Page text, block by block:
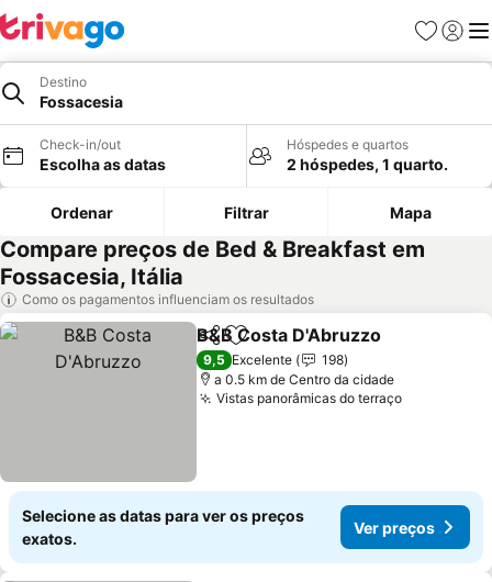
Favoritos
Iniciar
Destino
Fossacesia
Check-in/out
Escolha as datas
Hóspedes e quartos
2 hóspedes, 1 quarto.
Ordenar Filtrar Mapa
Compare preços de Bed & Breakfast em
Fossacesia, Itália
Como os pagamentos influenciam os resultados
PartilharAdicionar aos favoritos
B&B Costa D'Abruzzo
9,5 Excelente
198
a 0.5 km de Centro da cidade
Vistas panorâmicas do terraçoVer preços
Selecione as datas para ver os preços
exatos.
Ver preços